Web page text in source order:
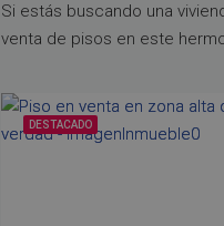
Si estás buscando una
venta de pisos en este
DESTACADO